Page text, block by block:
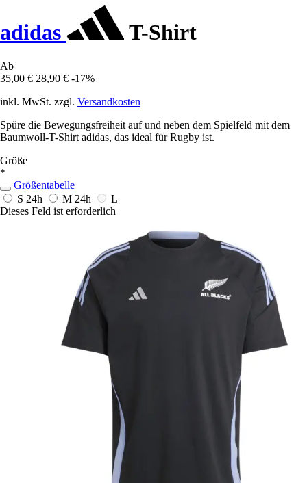
adidas T-Shirt
Ab
35,00 € 28,90 € -17%
inkl. MwSt. zzgl. Versandkosten
Spüre die Bewegungsfreiheit auf und neben dem Spielfeld mit dem
Baumwoll-T-Shirt adidas, das ideal für Rugby ist.
Größe
*
Größentabelle
S 24h M 24h
L
Dieses Feld ist erforderlich